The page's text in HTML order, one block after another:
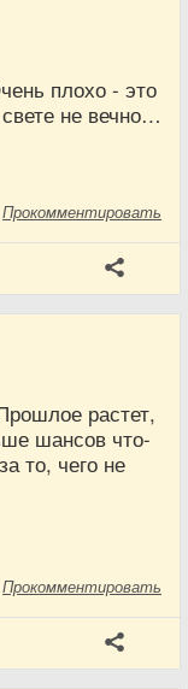
плохо - это
не вечно…
Прокомментировать
растет,
шансов что-
то, чего не
Прокомментировать